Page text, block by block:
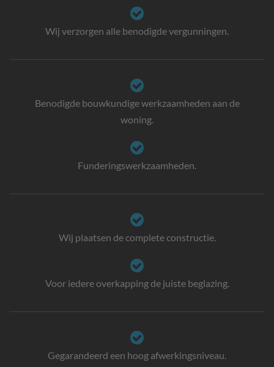
Wij verzorgen alle benodigde vergunningen.
Benodigde bouwkundige werkzaamheden aan de
woning.
Funderingswerkzaamheden.
Wij plaatsen de complete constructie.
Voor iedere overkapping de juiste beglazing.
Gegarandeerd een hoog afwerkingsniveau.